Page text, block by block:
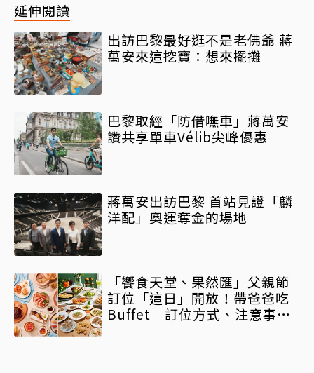
延伸閱讀
出訪巴黎最好逛不是老佛爺 蔣
萬安來這挖寶：想來擺攤
巴黎取經「防借嘸車」蔣萬安
讚共享單車Vélib尖峰優惠
蔣萬安出訪巴黎 首站見證「麟
洋配」奧運奪金的場地
「饗食天堂、果然匯」父親節
訂位「這日」開放！帶爸爸吃
Buffet 訂位方式、注意事項